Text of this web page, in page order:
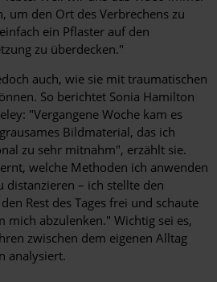
einzufügen, die
waren. Die Qualität nachträglich
als "Deep Fake" bekannt –
einem Mausklick lässt sich eine
auf Sommerwetter umstellen.
Welt, wenn solche Videos
könnten sie genutzt werden?
In einer Welt im Umbruch, in
Wohlstandsverlierer gibt, eignen
sehr gut dazu, deren Ängste zu
Bewegungen lieben "Fake
Menschenrechtler die digitalen
ein, um eine zunehmend
werden kann.
traumatisierender, wenn
.
berichten, dass es für sie
Inhalte zu sehen, wenn
waren. Wer verstörende
sollte diese deshalb immer
belastenden Videos arbeiten,
wichtig.Studien zeigen,
wenn sie in einem Umfeld
ist, offen über die
Bilder und Inhalte zu
deshalb da­rauf achten, ein
um den Ort des Verbrechens zu
ein Pflaster auf den
zu überdecken."
auch, wie sie mit traumatischen
So berichtet Sonia Hamilton
"Vergangene Woche kam es
Bildmaterial, das ich
zu sehr mitnahm", erzählt sie.
welche Methoden ich anwenden
distanzieren – ich stellte den
Rest des Tages frei und schaute
mich abzulenken." Wichtig sei es,
zwischen dem eigenen Alltag
analysiert.